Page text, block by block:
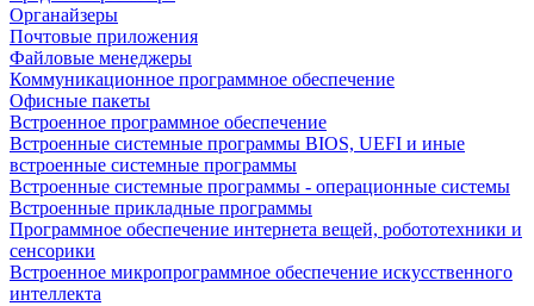
Органайзеры
Почтовые приложения
Файловые менеджеры
Коммуникационное программное обеспечение
Офисные пакеты
Встроенное программное обеспечение
Встроенные системные программы BIOS, UEFI и иные
встроенные системные программы
Встроенные системные программы - операционные системы
Встроенные прикладные программы
Программное обеспечение интернета вещей, робототехники и
сенсорики
Встроенное микропрограммное обеспечение искусственного
интеллекта